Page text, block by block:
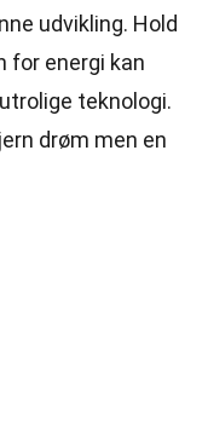
udvikling. Hold
for energi kan
teknologi.
drøm men en